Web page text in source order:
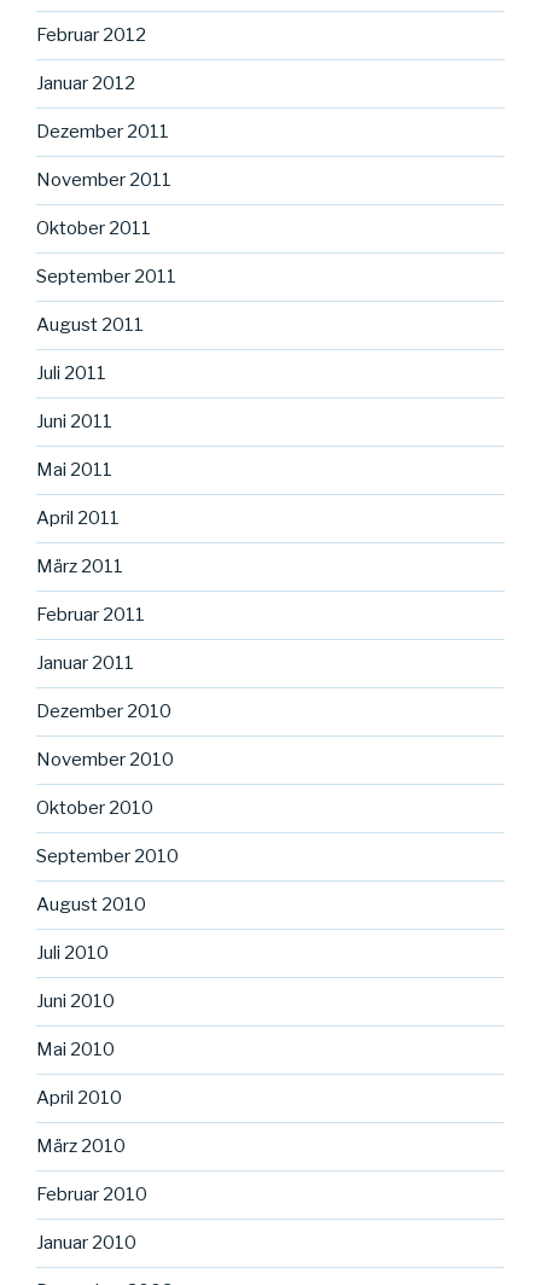
Februar 2012
Januar 2012
Dezember 2011
November 2011
Oktober 2011
September 2011
August 2011
Juli 2011
Juni 2011
Mai 2011
April 2011
März 2011
Februar 2011
Januar 2011
Dezember 2010
November 2010
Oktober 2010
September 2010
August 2010
Juli 2010
Juni 2010
Mai 2010
April 2010
März 2010
Februar 2010
Januar 2010